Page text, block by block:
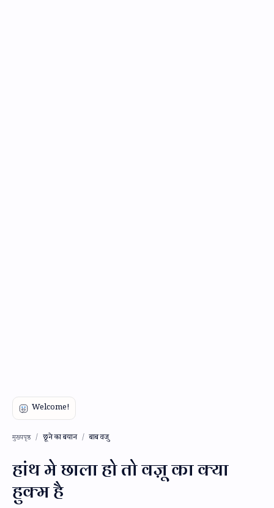
मुख्यपृष्ठ छूने का बयान बाब वजु
हांथ मे छाला हो तो वज़ू का क्या
हुक्म है